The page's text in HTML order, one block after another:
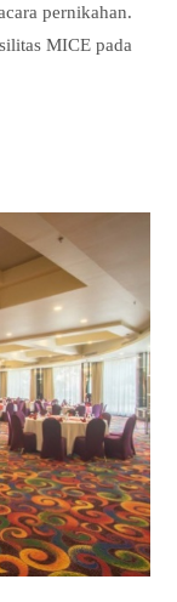
pernikahan.
MICE pada